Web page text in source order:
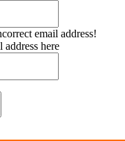
email address!
address here